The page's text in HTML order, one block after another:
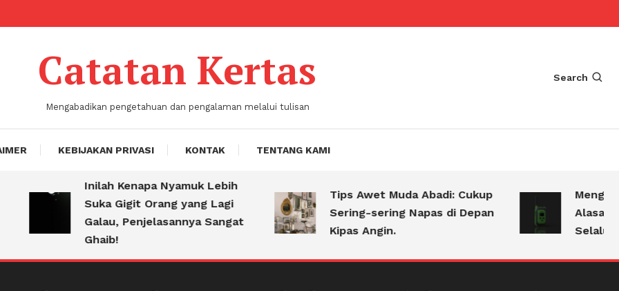
Catatan Kertas
Mengabadikan pengetahuan dan pengalaman melalui tulisan
Search
KEBIJAKAN PRIVASI KONTAK TENTANG KAMI
Inilah Kenapa Nyamuk Lebih
Suka Gigit Orang yang Lagi
Galau, Penjelasannya Sangat
Tips Awet Muda Abadi: Cukup
Sering-sering Napas di Depan
Kipas Angin.
Mengejutkan!
Alasan
Selalu Bawa